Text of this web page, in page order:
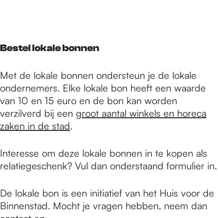
e
h
o
m
Bestel lokale bonnen
Met de lokale bonnen ondersteun je de lokale
ondernemers. Elke lokale bon heeft een waarde
van 10 en 15 euro en de bon kan worden
verzilverd bij een groot aantal winkels en horeca
zaken in de stad.
Interesse om deze lokale bonnen in te kopen als
relatiegeschenk? Vul dan onderstaand formulier in.
De lokale bon is een initiatief van het Huis voor de
Binnenstad. Mocht je vragen hebben, neem dan